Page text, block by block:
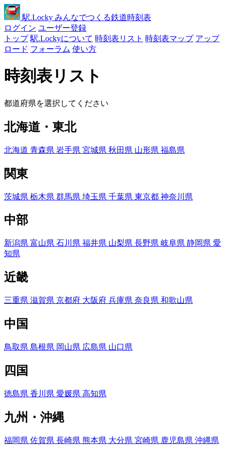
駅.Locky みんなでつくる鉄道時刻表
ログイン ユーザー登録
トップ 駅.Lockyについて 時刻表リスト 時刻表マップ アップ
ロード フォーラム 使い方
時刻表リスト
都道府県を選択してください
北海道・東北
北海道 青森県 岩手県 宮城県 秋田県 山形県 福島県
関東
茨城県 栃木県 群馬県 埼玉県 千葉県 東京都 神奈川県
中部
新潟県 富山県 石川県 福井県 山梨県 長野県 岐阜県 静岡県 愛
知県
近畿
三重県 滋賀県 京都府 大阪府 兵庫県 奈良県 和歌山県
中国
鳥取県 島根県 岡山県 広島県 山口県
四国
徳島県 香川県 愛媛県 高知県
九州・沖縄
福岡県 佐賀県 長崎県 熊本県 大分県 宮崎県 鹿児島県 沖縄県